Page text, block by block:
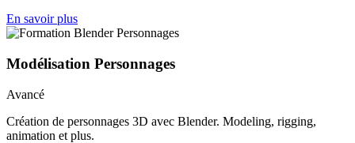
En savoir plus
Modélisation Personnages
Avancé
Création de personnages 3D avec Blender. Modeling, rigging,
animation et plus.